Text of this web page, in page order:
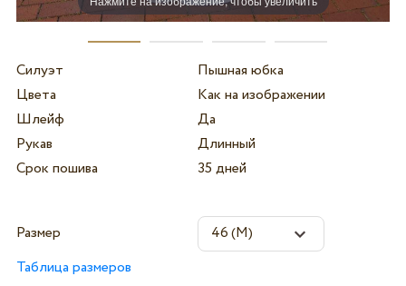
Силуэт
Пышная юбка
Цвета
Как на изображении
Шлейф
Да
Рукав
Длинный
Срок пошива
35 дней
Размер
Таблица размеров